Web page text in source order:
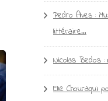
Pedro Alves :
littéraire…
Nicolas Bedos
Elie Chouraqui